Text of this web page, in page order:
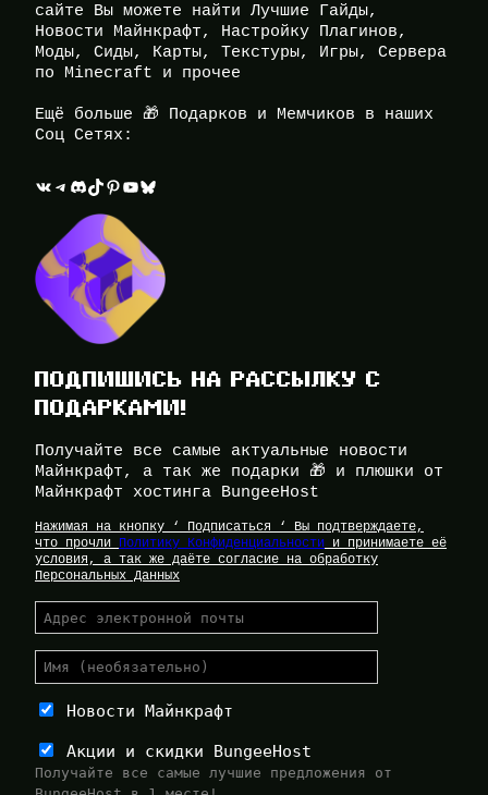
сайте Вы можете найти Лучшие Гайды,
Новости Майнкрафт, Настройку Плагинов,
Моды, Сиды, Карты, Текстуры, Игры, Сервера
по Minecraft и прочее
Ещё больше 🎁 Подарков и Мемчиков в наших
Соц Сетях:
ВКонтакте Telegram Discord TikTok Pinterest YouTube Bluesky
ПОДПИШИСЬ НА РАССЫЛКУ С
ПОДАРКАМИ!
Получайте все самые актуальные новости
Майнкрафт, а так же подарки 🎁 и плюшки от
Майнкрафт хостинга BungeeHost
Нажимая на кнопку ‘ Подписаться ‘ Вы подтверждаете,
что прочли Политику Конфиденциальности и принимаете её
условия, а так же даёте согласие на обработку
Персональных Данных
Новости Майнкрафт
Акции и скидки BungeeHost
Получайте все самые лучшие предложения от